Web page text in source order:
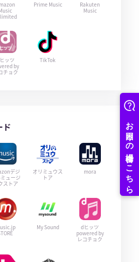
Prime Music
Rakuten
Music
ッツ
by
チョク
TikTok
ド
デジ
ュージ
ストア
オリミュウス
トア
mora
My Sound
dヒッツ
powered by
レコチョク